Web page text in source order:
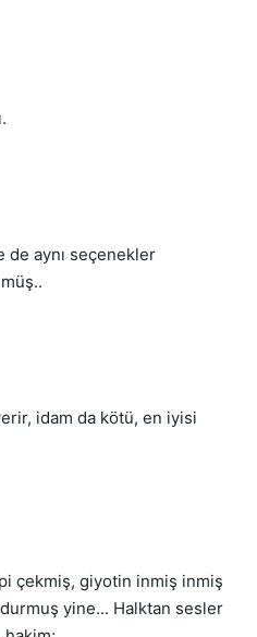
de aynı seçenekler
idam da kötü, en iyisi
çekmiş, giyotin inmiş inmiş
yine... Halktan sesler